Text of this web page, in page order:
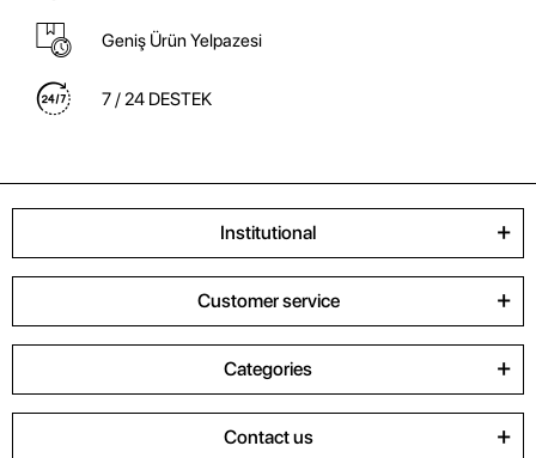
Geniş Ürün Yelpazesi
7 / 24 DESTEK
Institutional
Customer service
Categories
Contact us